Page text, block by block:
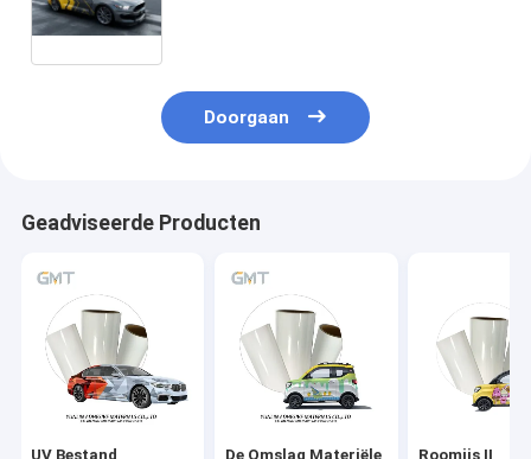
Doorgaan
Geadviseerde Producten
UV Bestand De Omslag Materiële Roomijs II